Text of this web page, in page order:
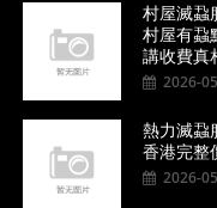
村屋滅蝨
村屋有蝨
講收費真
2026-
熱力滅
香港完整
2026-